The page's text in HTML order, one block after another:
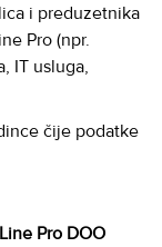
i preduzetnika
Pro (npr.
IT usluga,
čije podatke
Pro DOO